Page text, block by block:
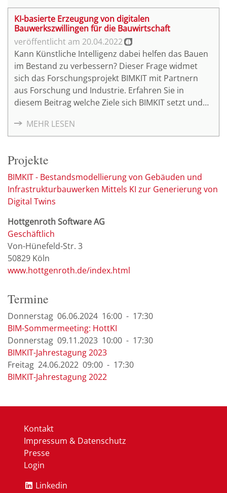
KI-basierte Erzeugung von digitalen
Bauwerkszwillingen für die Bauwirtschaft
20.04.2022
Kann Künstliche Intelligenz dabei helfen das Bauen
im Bestand zu verbessern? Dieser Frage widmet
sich das Forschungsprojekt BIMKIT mit Partnern
aus Forschung und Industrie. Erfahren Sie in
diesem Beitrag welche Ziele sich BIMKIT setzt und
MEHR LESEN
Projekte
BIMKIT - Bestandsmodellierung von Gebäuden und
Infrastrukturbauwerken Mittels KI zur Generierung von
Digital Twins
Hottgenroth Software AG
Geschäftlich
Von-Hünefeld-Str. 3
50829 Köln
www.hottgenroth.de/index.html
Termine
Donnerstag 06.06.2024 16:00 - 17:30
BIM-Sommermeeting: HottKI
Donnerstag 09.11.2023 10:00 - 17:30
BIMKIT-Jahrestagung 2023
Freitag 24.06.2022 09:00 - 17:30
BIMKIT-Jahrestagung 2022
Kontakt
Impressum & Datenschutz
Presse
Login
Linkedin